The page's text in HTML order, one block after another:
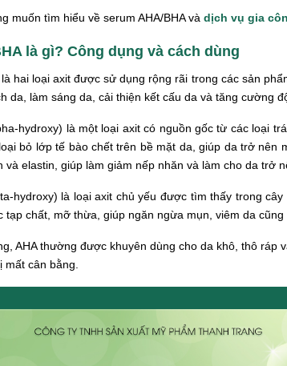
muốn tìm hiểu về serum AHA/BHA và dịch vụ gia
là gì? Công dụng và cách dùng
là hai loại axit được sử dụng rộng rãi trong các sản
da, làm sáng da, cải thiện kết cấu da và tăng cường
hydroxy) là một loại axit có nguồn gốc từ các loại
bỏ lớp tế bào chết trên bề mặt da, giúp da trở nên
và elastin, giúp làm giảm nếp nhăn và làm cho da trở
hydroxy) là loại axit chủ yếu được tìm thấy trong
tạp chất, mỡ thừa, giúp ngăn ngừa mụn, viêm da
AHA thường được khuyên dùng cho da khô, thô ráp
mất cân bằng.